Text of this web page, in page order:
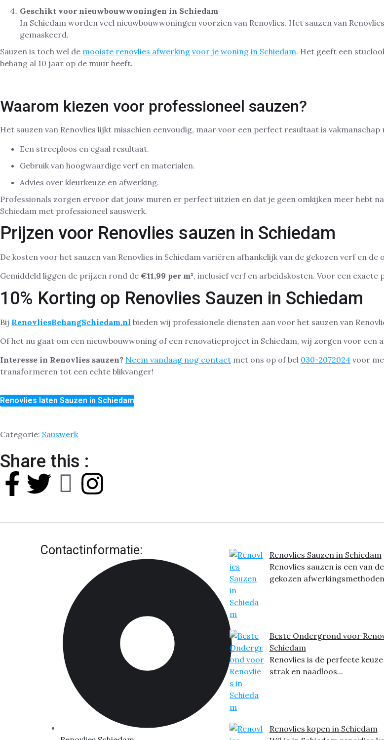
Geschikt voor nieuwbouwwoningen in Schiedam
In Schiedam worden veel nieuwbouwwoningen voorzien van Renovlies. Het sauzen van
gemaskeerd.
Sauzen is toch wel de mooiste renovlies afwerking voor je woning in Schiedam. Het geeft een
behang al 10 jaar op de muur heeft.
Waarom kiezen voor professioneel sauzen?
Het sauzen van Renovlies lijkt misschien eenvoudig, maar voor een perfect resultaat is
Een streeploos en egaal resultaat.
Gebruik van hoogwaardige verf en materialen.
Advies over kleurkeuze en afwerking.
Professionals zorgen ervoor dat jouw muren er perfect uitzien en dat je geen omkijken meer hebt
Schiedam met professioneel sauswerk.
Prijzen voor Renovlies sauzen in Schiedam
De kosten voor het sauzen van Renovlies in Schiedam variëren afhankelijk van de gekozen verf en de
Gemiddeld liggen de prijzen rond de €11,99 per m², inclusief verf en arbeidskosten. Voor een
10% Korting op Renovlies Sauzen in Schiedam
Bij RenovliesBehangSchiedam.nl bieden wij professionele diensten aan voor het sauzen van
Of het nu gaat om een nieuwbouwwoning of een renovatieproject in Schiedam, wij zorgen voor
Interesse in Renovlies sauzen? Neem vandaag nog contact met ons op of bel 030-2072024 voor
transformeren tot een echte blikvanger!
Renovlies laten Sauzen in Schiedam
Categorie: Sauswerk
Share this :
Contactinformatie:
Renovlies Sauzen in Schiedam
Renovlies sauzen is een van
gekozen
Beste Ondergrond voor
Schiedam
Renovlies is de perfecte
strak en naadloos...
Renovlies kopen in Schiedam